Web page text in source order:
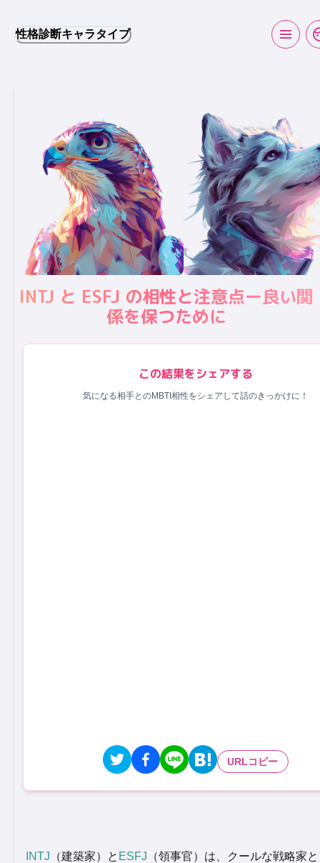
性格診断キャラタイプ
INTJ と ESFJ の相性と注意点ー良い関
係を保つために
この結果をシェアする
気になる相手とのMBTI相性をシェアして話のきっかけに！
URLコピー
INTJ （建築家）と ESFJ （領事官）は、クールな戦略家と